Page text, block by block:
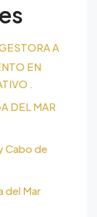
A
EN
.
DEL MAR
Cabo de
del Mar